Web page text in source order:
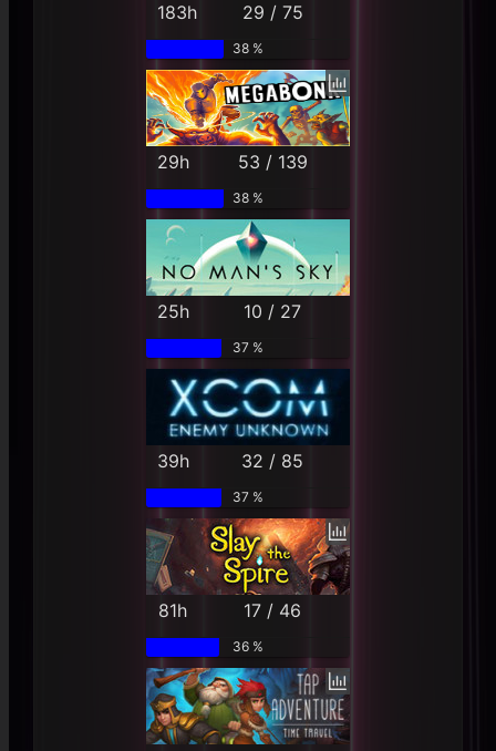
183h 29 / 75
38 %
29h 53 / 139
38 %
25h 10 / 27
37 %
39h 32 / 85
37 %
81h 17 / 46
36 %